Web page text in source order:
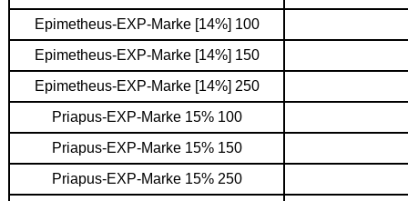
Epimetheus-EXP-Marke [14%] 100
Epimetheus-EXP-Marke [14%] 150
Epimetheus-EXP-Marke [14%] 250
Priapus-EXP-Marke 15% 100
Priapus-EXP-Marke 15% 150
Priapus-EXP-Marke 15% 250